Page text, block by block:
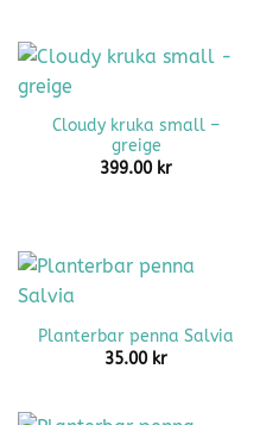
Cloudy kruka small –
greige
399.00 kr
Planterbar penna Salvia
35.00 kr